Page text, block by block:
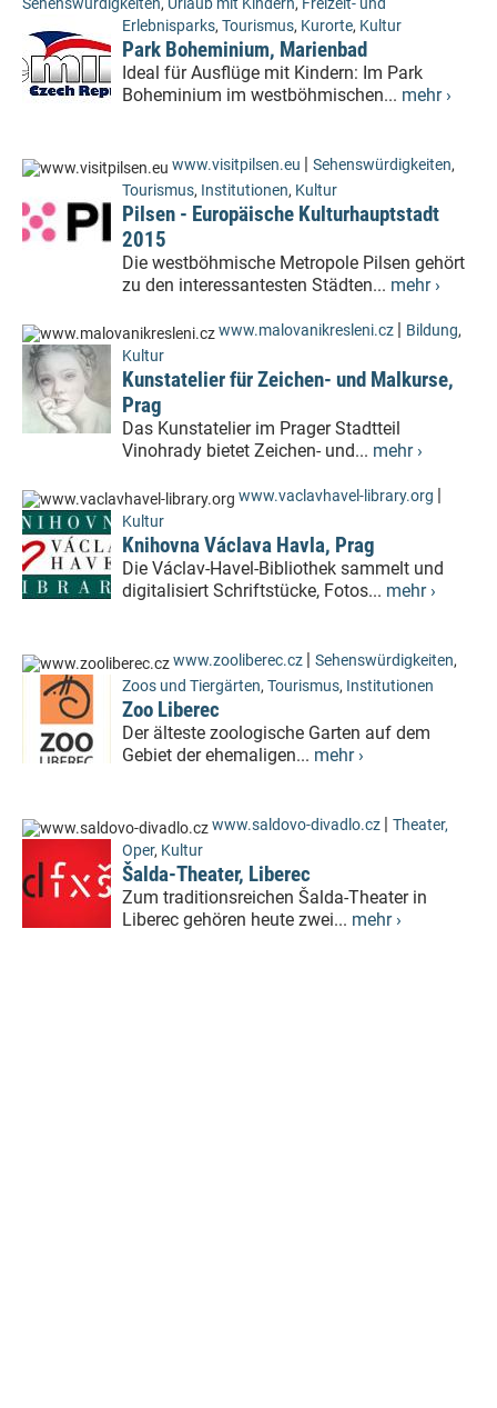
Sehenswürdigkeiten, Urlaub mit Kindern, Freizeit- und
Erlebnisparks, Tourismus, Kurorte, Kultur
Park Boheminium, Marienbad
Ideal für Ausflüge mit Kindern: Im Park
Boheminium im westböhmischen... mehr ›
www.visitpilsen.eu | Sehenswürdigkeiten,
Tourismus, Institutionen, Kultur
Pilsen - Europäische Kulturhauptstadt
2015
Die westböhmische Metropole Pilsen gehört
zu den interessantesten Städten... mehr ›
www.malovanikresleni.cz | Bildung,
Kultur
Kunstatelier für Zeichen- und Malkurse,
Prag
Das Kunstatelier im Prager Stadtteil
Vinohrady bietet Zeichen- und... mehr ›
www.vaclavhavel-library.org |
Kultur
Knihovna Václava Havla, Prag
Die Václav-Havel-Bibliothek sammelt und
digitalisiert Schriftstücke, Fotos... mehr ›
www.zooliberec.cz | Sehenswürdigkeiten,
Zoos und Tiergärten, Tourismus, Institutionen
Zoo Liberec
Der älteste zoologische Garten auf dem
Gebiet der ehemaligen... mehr ›
www.saldovo-divadlo.cz | Theater,
Oper, Kultur
Šalda-Theater, Liberec
Zum traditionsreichen Šalda-Theater in
Liberec gehören heute zwei... mehr ›